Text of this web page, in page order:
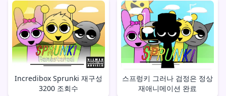
Incredibox Sprunki 재구성
3200 조회수
스프렁키 그러나 검정은 정상
재애니메이션 완료